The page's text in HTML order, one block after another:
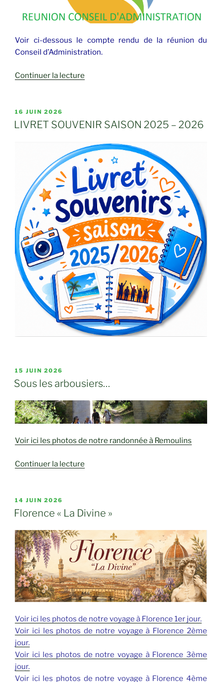
Voir ci-dessous le compte rendu de la réunion du
Conseil d’Administration.
Continuer la lecture
PUBLIÉ
LE
16 JUIN 2026
LIVRET SOUVENIR SAISON 2025 – 2026
PUBLIÉ
LE
15 JUIN 2026
Sous les arbousiers…
Voir ici les photos de notre randonnée à Remoulins
Continuer la lecture
PUBLIÉ
LE
14 JUIN 2026
Florence « La Divine »
Voir ici les photos de notre voyage à Florence 1er jour.
Voir ici les photos de notre voyage à Florence 2ème
jour.
Voir ici les photos de notre voyage à Florence 3ème
jour.
Voir ici les photos de notre voyage à Florence 4ème